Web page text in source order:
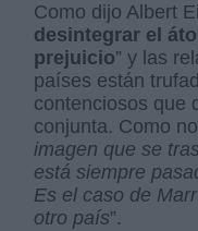
Como dijo Albert
desintegrar el
prejuicio” y las
países están
contenciosos que
conjunta. Como
imagen que se
está siempre
Es el caso de
otro país”.